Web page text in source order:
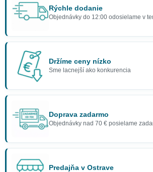
Rýchle dodanie
Objednávky do 12:00 odosielame v
Držíme ceny nízko
Sme lacnejší ako konkurencia
Doprava zadarmo
Objednávky nad 70 € posielame
Predajňa v Ostrave